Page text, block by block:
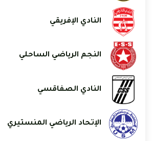
النادي الإفريقي
النجم الرياضي الساحلي
النادي الصفاقسي
الإتحاد الرياضي المنستيري